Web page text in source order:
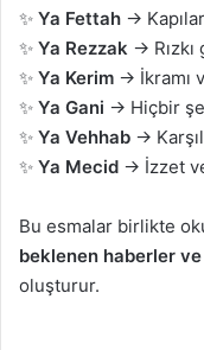
✨ Ya Fettah →
✨ Ya Rezzak →
✨ Ya Kerim → İkramı
✨ Ya Gani → Hiçbir
✨ Ya Vehhab →
✨ Ya Mecid → İzzet
Bu esmalar birlikte
beklenen haberler ve
oluşturur.